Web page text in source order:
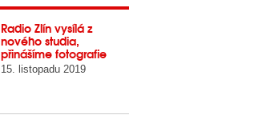
Radio Zlín vysílá z
nového studia,
přinášíme fotografie
15. listopadu 2019